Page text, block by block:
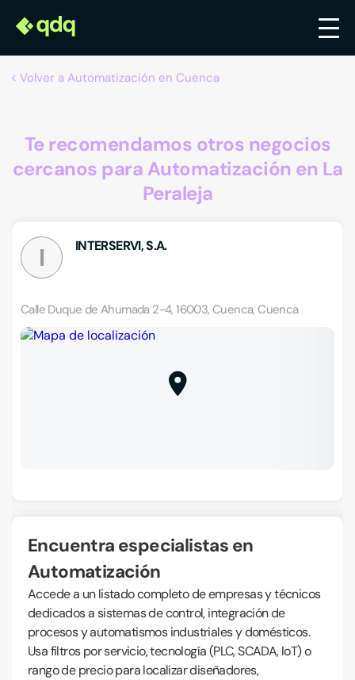
Volver a Automatización en Cuenca
Te recomendamos otros negocios
cercanos para Automatización en La
Peraleja
I INTERSERVI, S.A.
Calle Duque de Ahumada 2-4, 16003, Cuenca, Cuenca
Encuentra especialistas en
Automatización
Accede a un listado completo de empresas y técnicos
dedicados a sistemas de control, integración de
procesos y automatismos industriales y domésticos.
Usa filtros por servicio, tecnología (PLC, SCADA, IoT) o
rango de precio para localizar diseñadores,